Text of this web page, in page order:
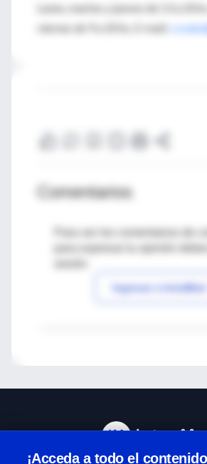
Lunes, martes y jueves de 13 a 20
viernes de 9 a 20 hs. E-mail:
Comentarios
Para ver los comentarios de
Ingresar a IntraMed
¡Acceda a todo el